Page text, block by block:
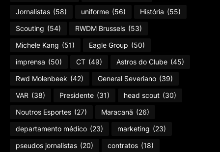
Jornalistas (58) uniforme (56) História (55)
Scouting (54) RWDM Brussels (53)
Michele Kang (51) Eagle Group (50)
imprensa (50) CT (49) Astros do Clube (45)
Rwd Molenbeek (42) General Severiano (39)
VAR (38) Presidente (31) head scout (30)
Noutros Esportes (27) Maracanã (26)
departamento médico (23) marketing (23)
pseudos jornalistas (20) contratos (18)